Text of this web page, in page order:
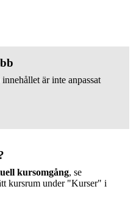
är inte anpassat
kursomgång, se
kursrum under "Kurser" i